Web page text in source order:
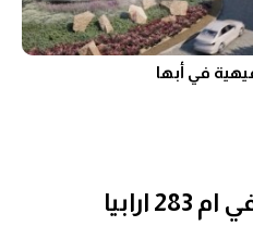
في أبها
ارابيا